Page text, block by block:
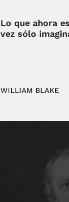
Lo que ahora
vez sólo
WILLIAM BLAKE